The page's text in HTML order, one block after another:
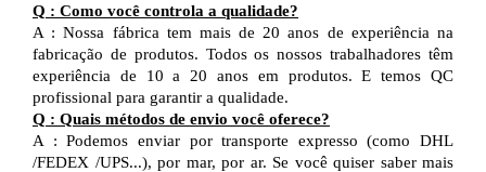
Q : Como você controla a qualidade?
A :Nossa fábrica tem mais de 20 anos de experiência na
fabricação de produtos. Todos os nossos trabalhadores têm
experiência de 10 a 20 anos em produtos.Etemos QC
profissional para garantir a qualidade.
Q : Quais métodos de envio você oferece?
A :Podemos enviar por transporte expresso (como DHL
/FEDEX /UPS...), por mar, por ar. Se você quiser saber mais